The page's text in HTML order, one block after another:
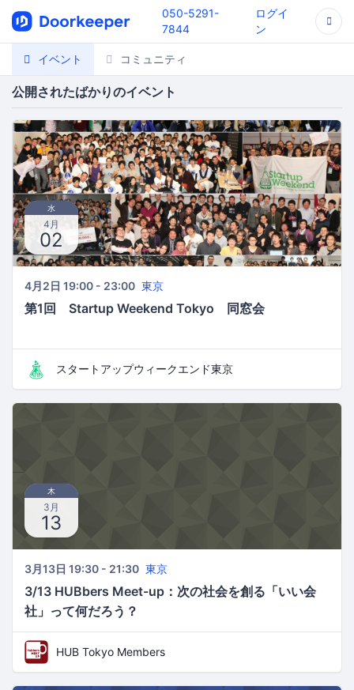
050-5291-
7844
ログイ
ン
イベント コミュニティ
公開されたばかりのイベント
水
4月
02
4月2日 19:00 - 23:00 東京
第1回 Startup Weekend Tokyo 同窓会
スタートアップウィークエンド東京
木
3月
13
3月13日 19:30 - 21:30 東京
3/13 HUBbers Meet-up：次の社会を創る「いい会
社」って何だろう？
HUB Tokyo Members